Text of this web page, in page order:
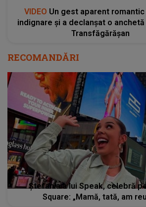
VIDEO Un gest aparent
indignare și a declanșat o
Transfăgărășan
RECOMANDĂRI
Ștefania a lui Speak, celebră
Square: „Mamă, tată, am